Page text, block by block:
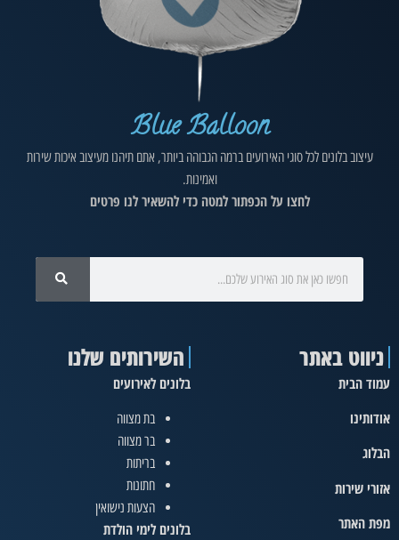
Blue Balloon
עיצוב בלונים לכל סוגי האירועים ברמה הגבוהה ביותר, אתם תיהנו מעיצוב איכות שירות
ואמינות.
לחצו על הכפתור למטה כדי להשאיר לנו פרטים
ניווט באתר
עמוד הבית
אודותינו
הבלוג
אזורי שירות
מפת האתר
השירותים שלנו
בלונים לאירועים
בת מצווה
בר מצווה
בריתות
חתונות
הצעות נישואין
בלונים לימי הולדת